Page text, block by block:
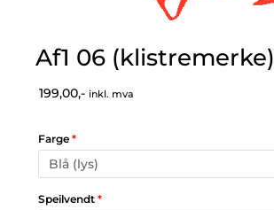
Af1 06 (klistremerke)
199,00,- inkl. mva
Farge *
Speilvendt *